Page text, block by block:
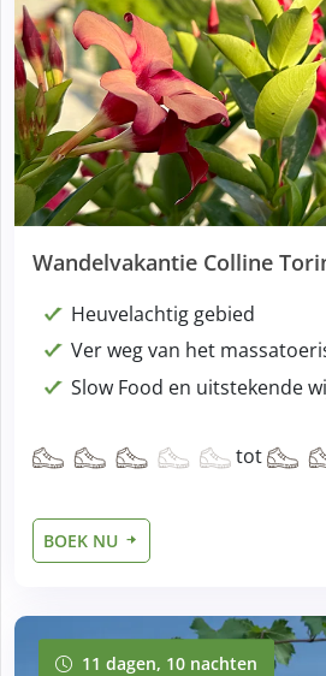
Wandelvakantie Colline
Heuvelachtig gebied
Ver weg van het
Slow Food en uitstekende
tot
BOEK NU
11 dagen, 10 nachten
11 dagen, 10 nachten